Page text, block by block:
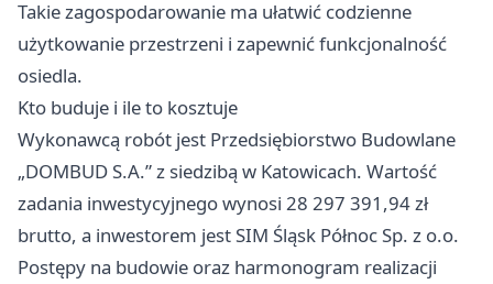
Takie zagospodarowanie ma ułatwić codzienne
użytkowanie przestrzeni i zapewnić funkcjonalność
osiedla.
Kto buduje i ile to kosztuje
Wykonawcą robót jest Przedsiębiorstwo Budowlane
„DOMBUD S.A.” z siedzibą w Katowicach. Wartość
zadania inwestycyjnego wynosi 28 297 391,94 zł
brutto, a inwestorem jest SIM Śląsk Północ Sp. z o.o.
Postępy na budowie oraz harmonogram realizacji